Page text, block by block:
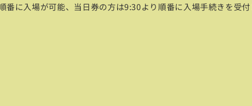
番に入場が可能、当日券の方は9:30より順番に入場手続きを受付